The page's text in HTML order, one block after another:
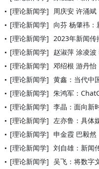
[理论新闻学] 周庆安 许涌斌：建
[理论新闻学] 向芬 杨肇祎：新闻
[理论新闻学] 2023年新闻传
[理论新闻学] 赵淑萍 涂凌波 李泓
[理论新闻学] 邓绍根 游丹怡：
[理论新闻学] 黄鑫：当代中
[理论新闻学] 朱鸿军：
[理论新闻学] 李晶：面向新
[理论新闻学] 左亦鲁：具体媒
[理论新闻学] 申金霞 巴毅然
[理论新闻学] 刘自雄：新闻
[理论新闻学] 吴飞：将数字